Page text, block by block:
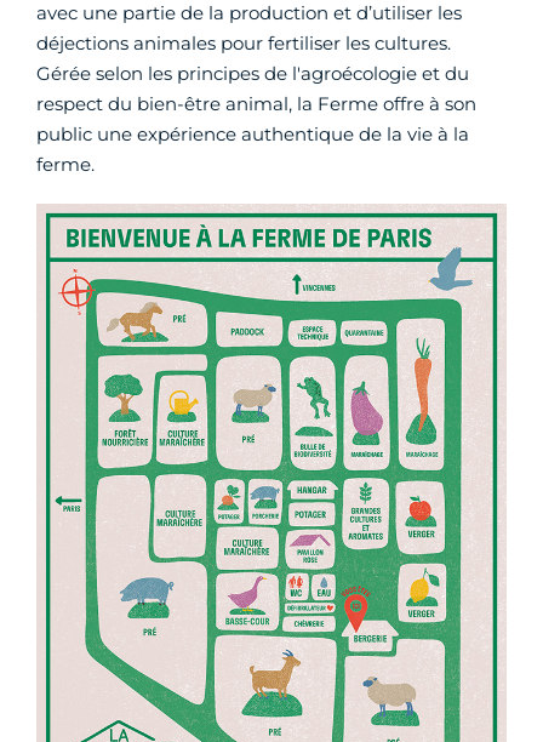
avec une partie de la production et d’utiliser les
déjections animales pour fertiliser les cultures.
Gérée selon les principes de l'agroécologie et du
respect du bien-être animal, la Ferme offre à son
public une expérience authentique de la vie à la
ferme.